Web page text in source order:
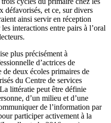
défavorisés, et ce, sur divers
ainsi servir en réception
interactions entre pairs à l’oral
plus précisément à
d’actrices de
de deux écoles primaires de
du Centre de services
littératie peut être définie
d’un milieu et d’une
de l’information par
participer activement à la